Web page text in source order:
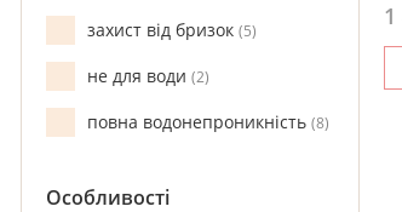
захист від бризок 5
не для води 2
повна водонепроникність 8
Особливості